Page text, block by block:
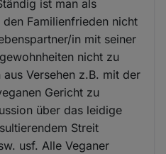
ist man als
Familienfrieden nicht
in mit seiner
nicht zu
Versehen z.B. mit der
Gericht zu
über das leidige
Streit
usf. Alle Veganer